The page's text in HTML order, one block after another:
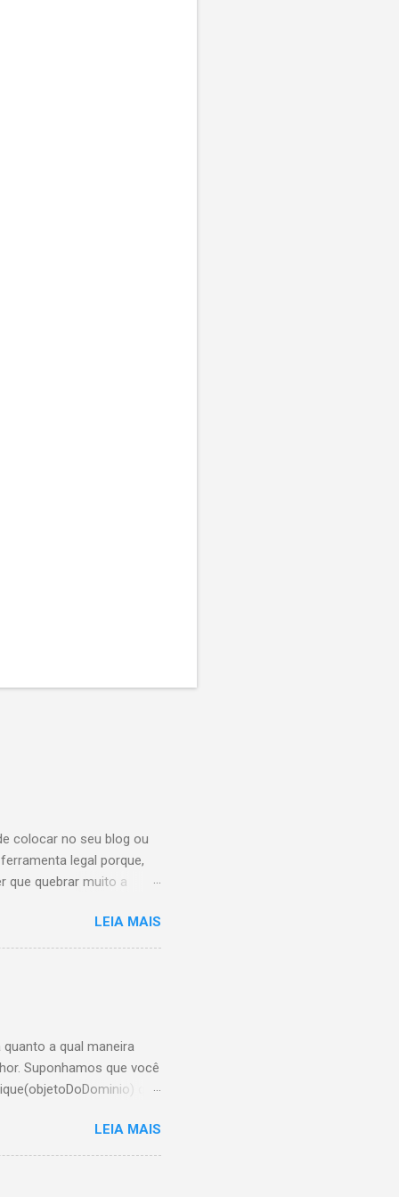
colocar no seu blog ou
legal porque,
que quebrar muito a
escolha o estilo do botão
o google analytics
AddThis Button BEGIN
LEIA MAIS
a qual maneira
Suponhamos que você
que
faça o que tem que fazer
e retornar uma
LEIA MAIS